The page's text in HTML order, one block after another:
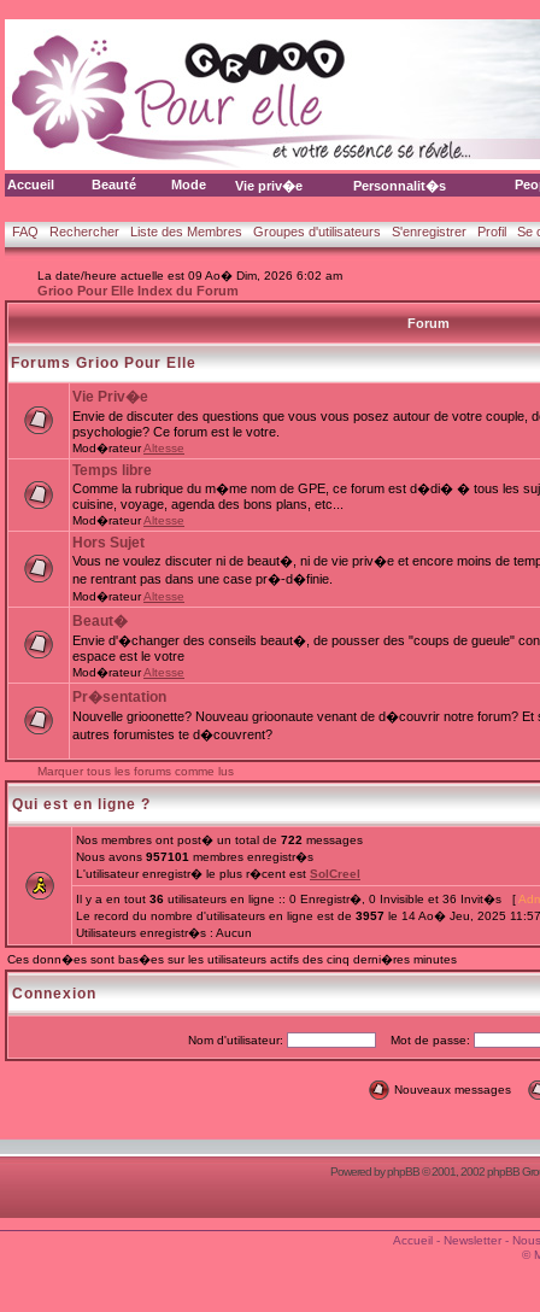
Accueil Beauté Mode Vie priv�e Personnalit�s
FAQ Rechercher Liste des Membres Groupes d'utilisateurs S'enregistrer Profil Se
La date/heure actuelle est 09 Ao� Dim, 2026 6:02 am
Grioo Pour Elle Index du Forum
Forum
Forums Grioo Pour Elle
Vie Priv�e
Envie de discuter des questions que vous vous posez autour de votre
psychologie? Ce forum est le votre.
Mod�rateurAltesse
Temps libre
Comme la rubrique du m�me nom de GPE, ce forum est d�di� � tous les
cuisine, voyage, agenda des bons plans, etc...
Mod�rateurAltesse
Hors Sujet
Vous ne voulez discuter ni de beaut�, ni de vie priv�e et encore moins de
ne rentrant pas dans une case pr�-d�finie.
Mod�rateurAltesse
Beaut�
Envie d'�changer des conseils beaut�, de pousser des "coups de gueule"
espace est le votre
Mod�rateurAltesse
Pr�sentation
Nouvelle grioonette? Nouveau grioonaute venant de d�couvrir notre forum?
autres forumistes te d�couvrent?
Marquer tous les forums comme lus
Qui est en ligne ?
Nos membres ont post� un total de 722 messages
Nous avons 957101 membres enregistr�s
L'utilisateur enregistr� le plus r�cent est SolCreel
Il y a en tout 36 utilisateurs en ligne :: 0 Enregistr�, 0 Invisible et 36 Invit�s [
Le record du nombre d'utilisateurs en ligne est de 3957 le 14 Ao� Jeu, 2025
Utilisateurs enregistr�s : Aucun
Ces donn�es sont bas�es sur les utilisateurs actifs des cinq derni�res minutes
Connexion
Nom d'utilisateur: Mot de passe:
Nouveaux messages
Powered byphpBB© 2001, 2002 phpBB
Accueil- Newsletter-
©